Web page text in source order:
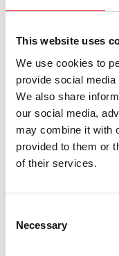
This website uses
We use cookies to
provide social
We also share
our social media,
may combine it with
provided to them or
of their services.
Selection
Necessary
Raccorderie